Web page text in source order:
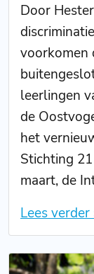
Door
voorkomen
leerlingen
de
het
Stichting
maart, de
Lees verder